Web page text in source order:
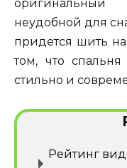
неудобной для
придется шить
том, что
стильно и
Рейтинг